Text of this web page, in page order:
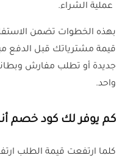
عملية الشراء.
بهذه الخطوات تضمن
قيمة مشترياتك قبل الدفع
جديدة أو تطلب مفارش
واحد.
كم يوفر لك كود خصم
كلما ارتفعت قيمة الطلب